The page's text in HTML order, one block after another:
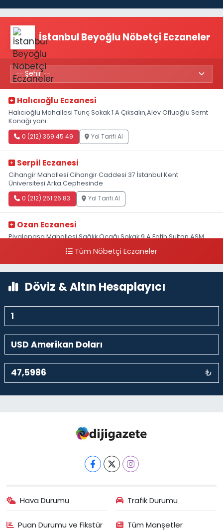
İstanbul Beyoğlu Nöbetçi Eczaneler
Halıcıoğlu Eczanesi
Halıcıoğlu Mahallesi Tunç Sokak 1 A Çıksalın,Alev Ofluoğlu Semt
Konağı yanı
0 (212) 369 45 49 Yol Tarifi Al
Serpil Eczanesi
Cihangir Mahallesi Cihangir Caddesi 37 İstanbul Kent
Üniversitesi Arka Cephesinde
0 (212) 251 26 83 Yol Tarifi Al
Ozan Eczanesi
Piyalepaşa Mahallesi Sağlık Ocağı Sokak 9 A Fatih Sultan ASM
Tüm Nöbetçi Eczaneler
Döviz & Altın Hesaplayıcı
₺
Hava Durumu Trafik Durumu
Puan Durumu ve Fikstür Tüm Manşetler